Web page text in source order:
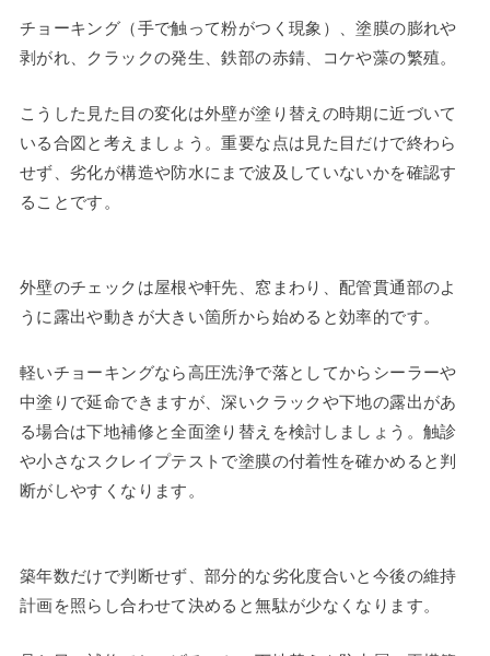
チョーキング（手で触って粉がつく現象）、塗膜の膨れや
剥がれ、クラックの発生、鉄部の赤錆、コケや藻の繁殖。
こうした見た目の変化は外壁が塗り替えの時期に近づいて
いる合図と考えましょう。重要な点は見た目だけで終わら
せず、劣化が構造や防水にまで波及していないかを確認す
ることです。
外壁のチェックは屋根や軒先、窓まわり、配管貫通部のよ
うに露出や動きが大きい箇所から始めると効率的です。
軽いチョーキングなら高圧洗浄で落としてからシーラーや
中塗りで延命できますが、深いクラックや下地の露出があ
る場合は下地補修と全面塗り替えを検討しましょう。触診
や小さなスクレイプテストで塗膜の付着性を確かめると判
断がしやすくなります。
築年数だけで判断せず、部分的な劣化度合いと今後の維持
計画を照らし合わせて決めると無駄が少なくなります。